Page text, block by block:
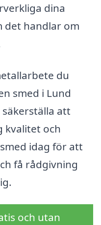
dina
det handlar om
du
smed i Lund
att
kvalitet och
idag för att
få rådgivning
och utan